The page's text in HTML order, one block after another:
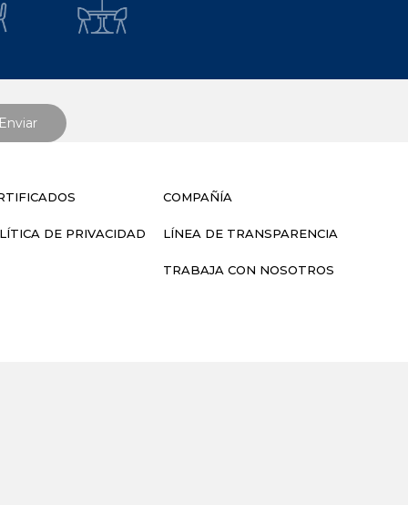
DE PRIVACIDAD
COMPAÑÍA
LÍNEA DE TRANSPARENCIA
TRABAJA CON NOSOTROS